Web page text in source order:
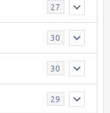
27
30
30
29